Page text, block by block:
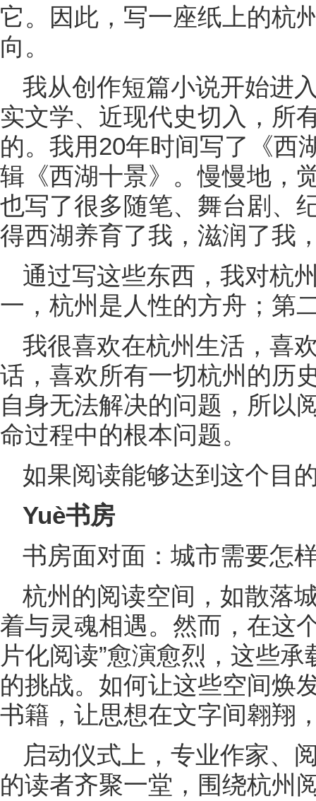
它。因此，写一座纸上的杭
向。
我从创作短篇小说开始进
实文学、近现代史切入，所
的。我用20年时间写了《西
辑《西湖十景》。慢慢地，
也写了很多随笔、舞台剧、
得西湖养育了我，滋润了我
通过写这些东西，我对杭
一，杭州是人性的方舟；第
我很喜欢在杭州生活，喜
话，喜欢所有一切杭州的历
自身无法解决的问题，所以
命过程中的根本问题。
如果阅读能够达到这个目
Yuè书房
书房面对面：城市需要怎
杭州的阅读空间，如散落
着与灵魂相遇。然而，在这
片化阅读”愈演愈烈，这些
的挑战。如何让这些空间焕
书籍，让思想在文字间翱翔
启动仪式上，专业作家、
的读者齐聚一堂，围绕杭州